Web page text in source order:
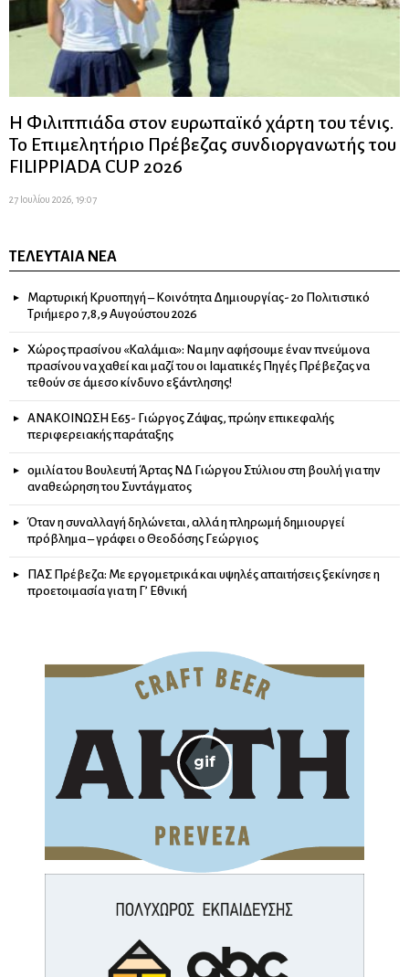
Η Φιλιππιάδα στον ευρωπαϊκό χάρτη του τένις.
Το Επιμελητήριο Πρέβεζας συνδιοργανωτής του
FILIPPIADA CUP 2026
27 Ιουλίου 2026, 19:07
ΤΕΛΕΥΤΑΊΑ ΝΈΑ
Μαρτυρική Κρυοπηγή – Κοινότητα Δημιουργίας- 2ο Πολιτιστικό
Τριήμερο 7,8,9 Αυγούστου 2026
Χώρος πρασίνου «Καλάμια»: Να μην αφήσουμε έναν πνεύμονα
πρασίνου να χαθεί και μαζί του οι Ιαματικές Πηγές Πρέβεζας να
τεθούν σε άμεσο κίνδυνο εξάντλησης!
ΑΝΑΚΟΙΝΩΣΗ Ε65- Γιώργος Ζάψας, πρώην επικεφαλής
περιφερειακής παράταξης
ομιλία του Βουλευτή Άρτας ΝΔ Γιώργου Στύλιου στη βουλή για την
αναθεώρηση του Συντάγματος
Όταν η συναλλαγή δηλώνεται, αλλά η πληρωμή δημιουργεί
πρόβλημα – γράφει ο Θεοδόσης Γεώργιος
ΠΑΣ Πρέβεζα: Με εργομετρικά και υψηλές απαιτήσεις ξεκίνησε η
προετοιμασία για τη Γ’ Εθνική